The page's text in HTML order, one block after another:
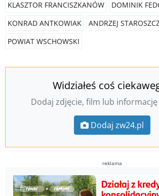
KLASZTOR FRANCISZKANÓW
DOMINIK
KONRAD ANTKOWIAK
ANDRZEJ
POWIAT WSCHOWSKI
Widziałeś coś
Dodaj zdjęcie, film lub informację
Dodaj zw24.pl
reklama